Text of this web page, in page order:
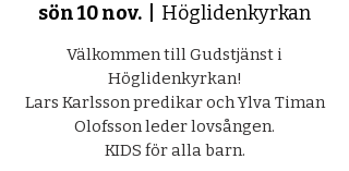
sön 10 nov. Höglidenkyrkan
Välkommen till Gudstjänst i
Höglidenkyrkan!
Lars Karlsson predikar och Ylva Timan
Olofsson leder lovsången.
KIDS för alla barn.